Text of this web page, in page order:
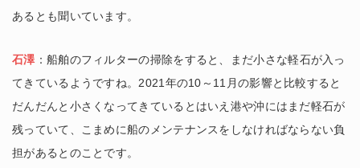
あるとも聞いています。
石澤 ：船舶のフィルターの掃除をすると、まだ小さな軽石が入っ
てきているようですね。2021年の10～11月の影響と比較すると
だんだんと小さくなってきているとはいえ港や沖にはまだ軽石が
残っていて、こまめに船のメンテナンスをしなければならない負
担があるとのことです。